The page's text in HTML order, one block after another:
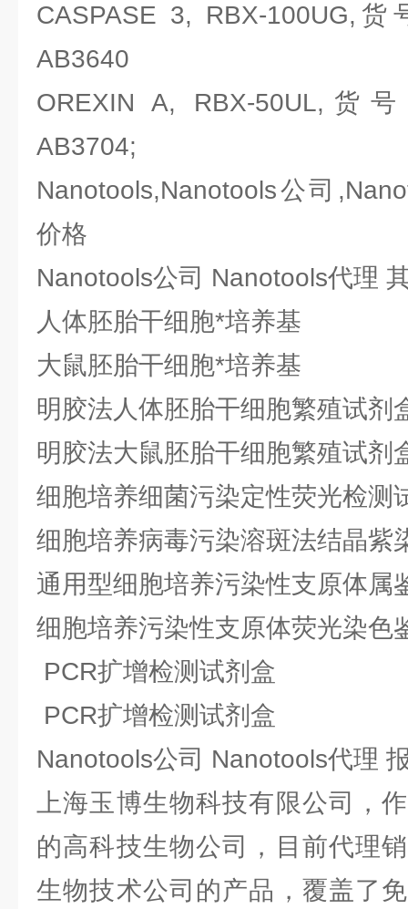
CASPASE 3, RBX-100UG,
AB3640
OREXIN A, RBX-50UL,货
AB3704;
Nanotools,Nanotools公司
价格
Nanotools公司 Nanotools代理
人体胚胎干细胞*培养基
大鼠胚胎干细胞*培养基
明胶法人体胚胎干细胞繁殖试剂
明胶法大鼠胚胎干细胞繁殖试剂
细胞培养细菌污染定性荧光检测
细胞培养病毒污染溶斑法结晶紫
通用型细胞培养污染性支原体属
细胞培养污染性支原体荧光染色
PCR扩增检测试剂盒
PCR扩增检测试剂盒
Nanotools公司 Nanotools代理
上海玉博生物科技有限公司，
的高科技生物公司，目前代理
生物技术公司的产品，覆盖了